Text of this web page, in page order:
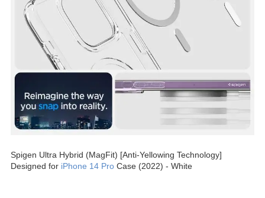
Spigen Ultra Hybrid (MagFit) [Anti-Yellowing Technology]
Designed for iPhone 14 Pro Case (2022) - White